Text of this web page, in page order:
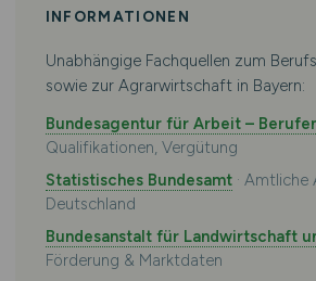
INFORMATIONEN
Unabhängige Fachquellen zum
sowie zur Agrarwirtschaft in Bayern:
Bundesagentur für Arbeit –
Qualifikationen, Vergütung
Statistisches Bundesamt· Amtliche
Deutschland
Bundesanstalt für Landwirtschaft
Förderung & Marktdaten